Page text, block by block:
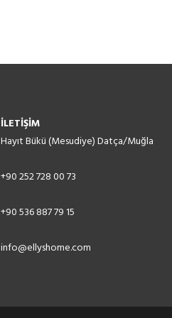
İLETİŞİM
Hayıt Bükü (Mesudiye) Datça/Muğla
+90 252 728 00 73
+90 536 887 79 15
info@ellyshome.com